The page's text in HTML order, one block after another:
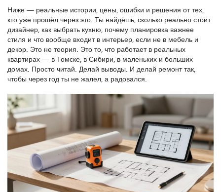
Ниже — реальные истории, цены, ошибки и решения от тех,
кто уже прошёл через это. Ты найдёшь, сколько реально стоит
дизайнер, как выбрать кухню, почему планировка важнее
стиля и что вообще входит в интерьер, если не в мебель и
декор. Это не теория. Это то, что работает в реальных
квартирах — в Томске, в Сибири, в маленьких и больших
домах. Просто читай. Делай выводы. И делай ремонт так,
чтобы через год ты не жалел, а радовался.